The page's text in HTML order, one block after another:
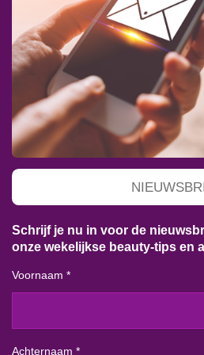
Schrijf je nu in voor de
onze wekelijkse beauty-tips en
Voornaam *
Achternaam *